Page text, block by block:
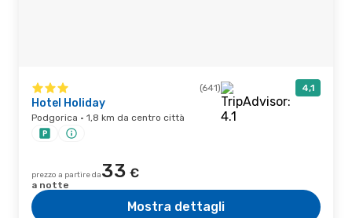
(641) 4,1
Hotel Holiday
Podgorica · 1,8 km da centro città
prezzo a partire da33 €
a notte
Mostra dettagli